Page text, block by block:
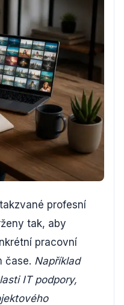
profesní
tak, aby
pracovní
čase. Například
IT podpory,